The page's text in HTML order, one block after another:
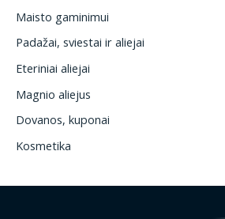
Maisto gaminimui
Padažai, sviestai ir aliejai
Eteriniai aliejai
Magnio aliejus
Dovanos, kuponai
Kosmetika